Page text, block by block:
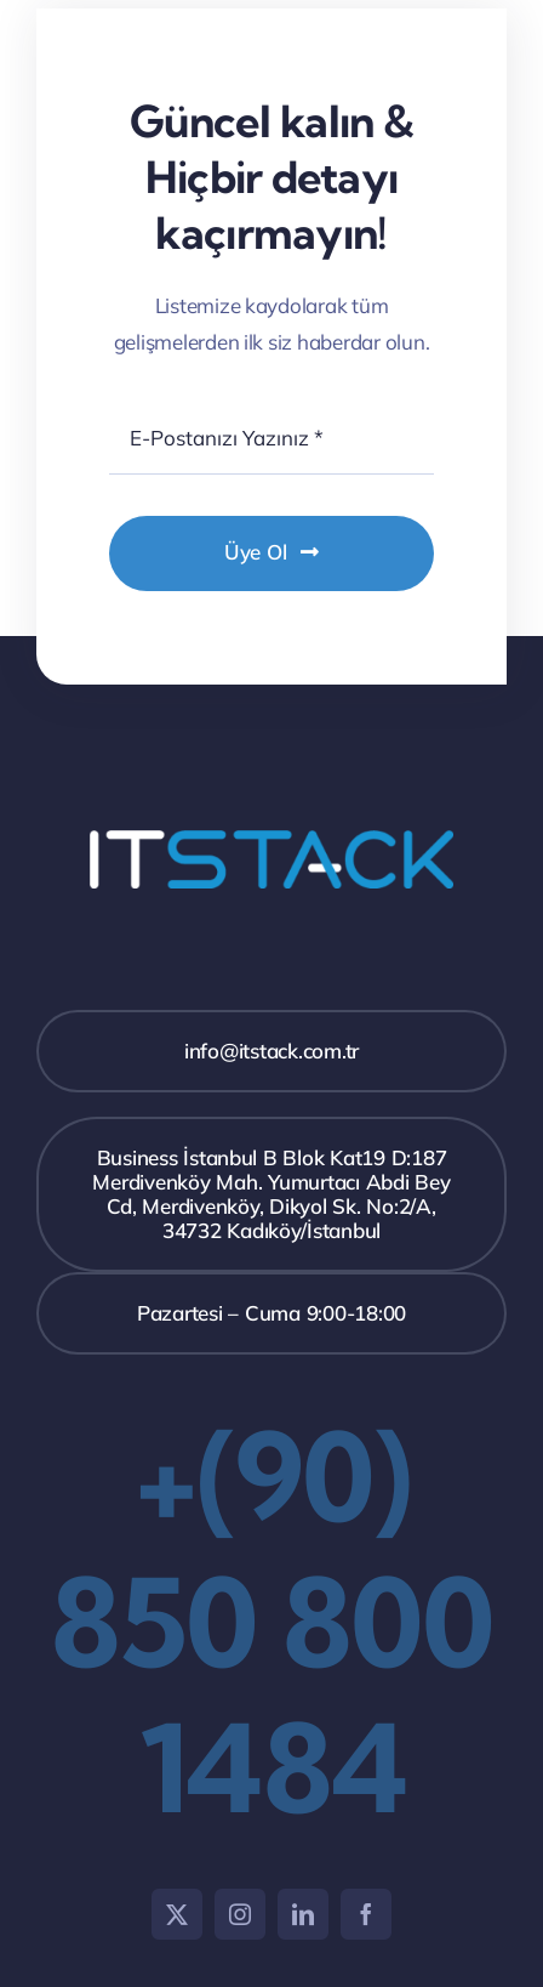
Güncel kalın &
Hiçbir detayı
kaçırmayın!
Listemize kaydolarak tüm
gelişmelerden ilk siz haberdar olun.
Üye Ol
info@itstack.com.tr
Business İstanbul B Blok Kat19 D:187
Merdivenköy Mah. Yumurtacı Abdi Bey
Cd, Merdivenköy, Dikyol Sk. No:2/A,
34732 Kadıköy/İstanbul
Pazartesi – Cuma 9:00-18:00
+(90)
850 800
1484